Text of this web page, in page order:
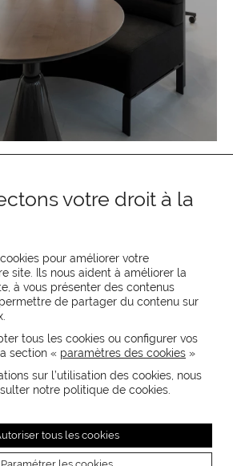
REJOIGNEZ-NOUS
CONTACTEZ-NOUS
MOORE en exclusivité
votre droit à la
pour améliorer votre
site. Ils nous aident à améliorer la
à vous présenter des contenus
de partager du contenu sur
tous les cookies ou configurer vos
section « paramètres des cookies »
sur l’utilisation des cookies, nous
notre politique de cookies.
tous les cookies